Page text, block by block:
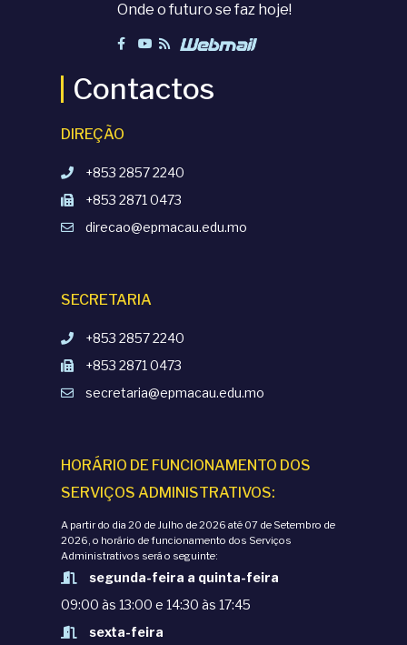
Onde o futuro se faz hoje!
Contactos
DIREÇÃO
+853 2857 2240
+853 2871 0473
direcao@epmacau.edu.mo
SECRETARIA
+853 2857 2240
+853 2871 0473
secretaria@epmacau.edu.mo
HORÁRIO DE FUNCIONAMENTO DOS
SERVIÇOS ADMINISTRATIVOS:
A partir do dia 20 de Julho de 2026 até 07 de Setembro de
2026, o horário de funcionamento dos Serviços
Administrativos será o seguinte:
segunda-feira a quinta-feira
09:00 às 13:00 e 14:30 às 17:45
sexta-feira